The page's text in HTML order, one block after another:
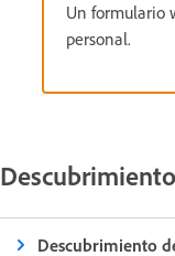
Un formulario
personal.
Descubrimiento